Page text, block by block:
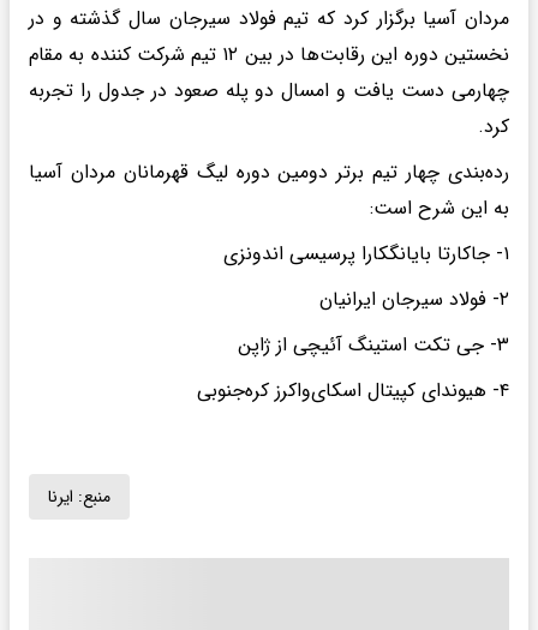
مردان آسیا برگزار کرد که تیم فولاد سیرجان سال گذشته و در
نخستین دوره این رقابت‌ها در بین ۱۲ تیم شرکت کننده به مقام
چهارمی دست یافت و امسال دو پله صعود در جدول را تجربه
کرد.
رده‌بندی چهار تیم برتر دومین دوره لیگ قهرمانان مردان آسیا
به این شرح است:
۱- جاکارتا بایانگکارا پرسیسی اندونزی
۲- فولاد سیرجان ایرانیان
۳- جی تکت استینگ آئیچی از ژاپن
۴- هیوندای کپیتال اسکای‌واکرز کره‌جنوبی
منبع: ایرنا